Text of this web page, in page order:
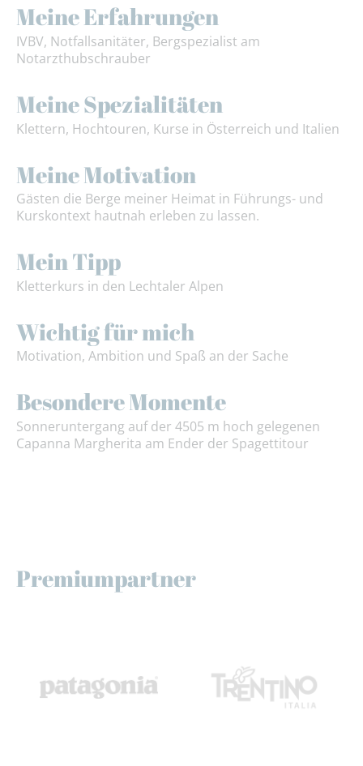
Meine Erfahrungen
IVBV, Notfallsanitäter, Bergspezialist am
Notarzthubschrauber
Meine Spezialitäten
Klettern, Hochtouren, Kurse in Österreich und Italien
Meine Motivation
Gästen die Berge meiner Heimat in Führungs- und
Kurskontext hautnah erleben zu lassen.
Mein Tipp
Kletterkurs in den Lechtaler Alpen
Wichtig für mich
Motivation, Ambition und Spaß an der Sache
Besondere Momente
Sonneruntergang auf der 4505 m hoch gelegenen
Capanna Margherita am Ender der Spagettitour
Premiumpartner